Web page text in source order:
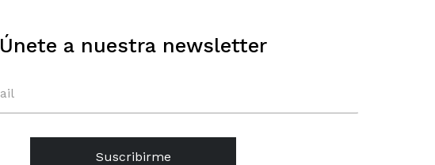
Únete a nuestra newsletter
Suscribirme